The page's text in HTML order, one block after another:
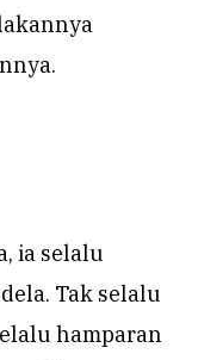
ia selalu
Tak selalu
hamparan